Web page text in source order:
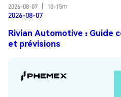
2026-08-07
10-15m
2026-08-07
Rivian Automotive : Guide
et prévisions